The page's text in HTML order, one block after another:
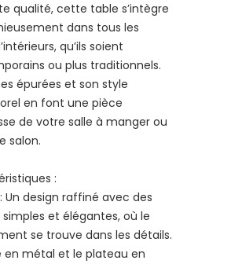
qualité, cette table s’intègre
dans tous les
qu’ils soient
ou plus traditionnels.
épurées et son style
en font une pièce
de votre salle à manger ou
salon.
:
Un design raffiné avec des
et élégantes, où le
se trouve dans les détails.
en métal et le plateau en